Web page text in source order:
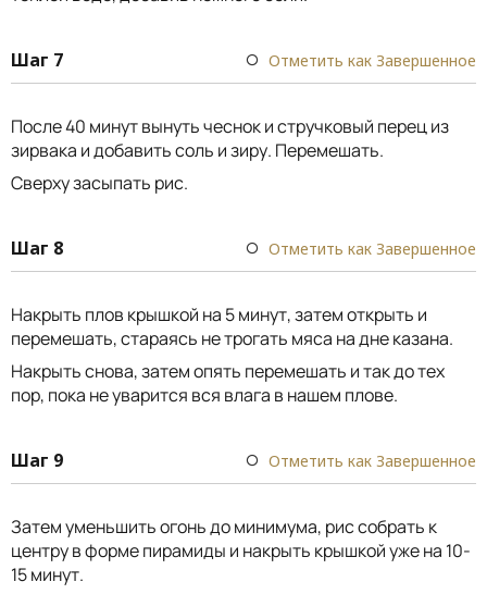
Шаг 7 Отметить как Завершенное
После 40 минут вынуть чеснок и стручковый перец из
зирвака и добавить соль и зиру. Перемешать.
Сверху засыпать рис.
Шаг 8 Отметить как Завершенное
Накрыть плов крышкой на 5 минут, затем открыть и
перемешать, стараясь не трогать мяса на дне казана.
Накрыть снова, затем опять перемешать и так до тех
пор, пока не уварится вся влага в нашем плове.
Шаг 9 Отметить как Завершенное
Затем уменьшить огонь до минимума, рис собрать к
центру в форме пирамиды и накрыть крышкой уже на 10-
15 минут.